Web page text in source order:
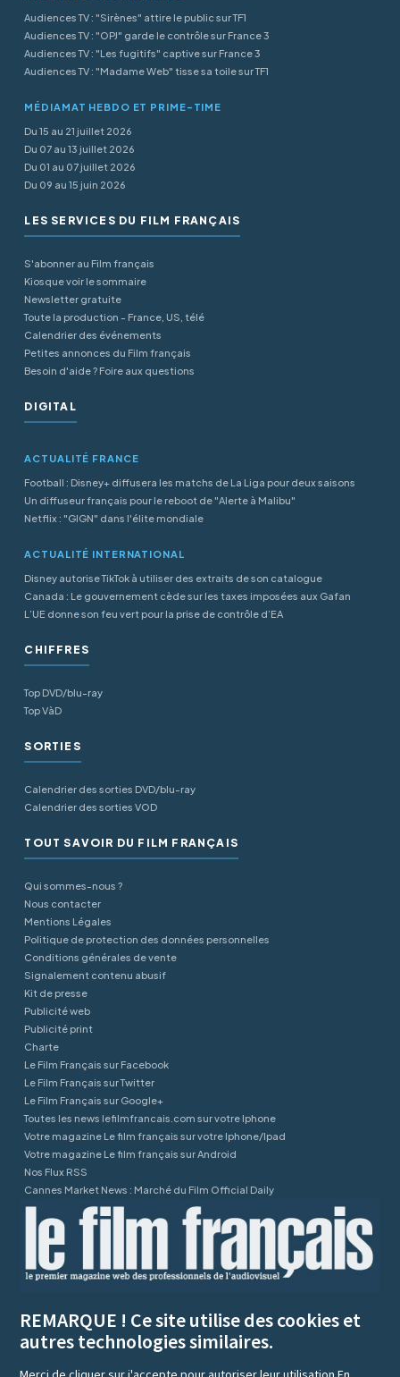
Audiences TV : "Sirènes" attire le public sur TF1
Audiences TV : "OPJ" garde le contrôle sur France 3
Audiences TV : "Les fugitifs" captive sur France 3
Audiences TV : "Madame Web" tisse sa toile sur TF1
MÉDIAMAT HEBDO ET PRIME-TIME
Du 15 au 21 juillet 2026
Du 07 au 13 juillet 2026
Du 01 au 07 juillet 2026
Du 09 au 15 juin 2026
LES SERVICES DU FILM FRANÇAIS
S'abonner au Film français
Kiosque voir le sommaire
Newsletter gratuite
Toute la production - France, US, télé
Calendrier des événements
Petites annonces du Film français
Besoin d'aide ? Foire aux questions
DIGITAL
ACTUALITÉ FRANCE
Football : Disney+ diffusera les matchs de La Liga pour deux saisons
Un diffuseur français pour le reboot de "Alerte à Malibu"
Netflix : "GIGN" dans l'élite mondiale
ACTUALITÉ INTERNATIONAL
Disney autorise TikTok à utiliser des extraits de son catalogue
Canada : Le gouvernement cède sur les taxes imposées aux Gafan
L’UE donne son feu vert pour la prise de contrôle d’EA
CHIFFRES
Top DVD/blu-ray
Top VàD
SORTIES
Calendrier des sorties DVD/blu-ray
Calendrier des sorties VOD
TOUT SAVOIR DU FILM FRANÇAIS
Qui sommes-nous ?
Nous contacter
Mentions Légales
Politique de protection des données personnelles
Conditions générales de vente
Signalement contenu abusif
Kit de presse
Publicité web
Publicité print
Charte
Le Film Français sur Facebook
Le Film Français sur Twitter
Le Film Français sur Google+
Toutes les news lefilmfrancais.com sur votre Iphone
Votre magazine Le film français sur votre Iphone/Ipad
Votre magazine Le film français sur Android
Nos Flux RSS
Cannes Market News : Marché du Film Official Daily
REMARQUE ! Ce site utilise des cookies et
autres technologies similaires.